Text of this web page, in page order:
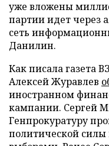
уже вложены
партии идет через
сеть
Данилин.
Как писала газета
Алексей Журавлев
иностранном
кампании. Сергей
Генпрокуратуру
политической